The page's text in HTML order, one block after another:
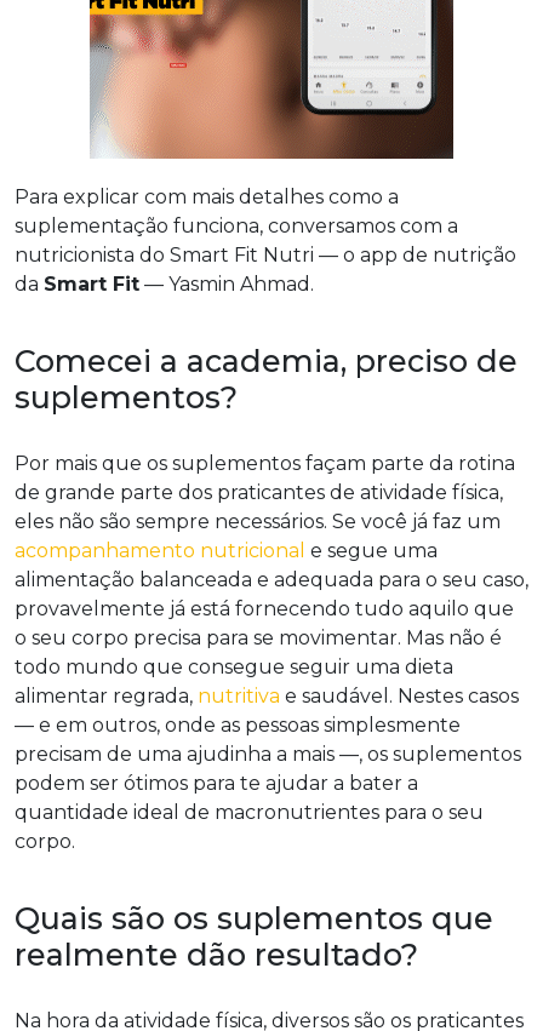
Para explicar com mais detalhes como a
suplementação funciona, conversamos com a
nutricionista do Smart Fit Nutri — o app de nutrição
da Smart Fit — Yasmin Ahmad.
Comecei a academia, preciso de
suplementos?
Por mais que os suplementos façam parte da rotina
de grande parte dos praticantes de atividade física,
eles não são sempre necessários. Se você já faz um
acompanhamento nutricional e segue uma
alimentação balanceada e adequada para o seu caso,
provavelmente já está fornecendo tudo aquilo que
o seu corpo precisa para se movimentar. Mas não é
todo mundo que consegue seguir uma dieta
alimentar regrada, nutritiva e saudável. Nestes casos
— e em outros, onde as pessoas simplesmente
precisam de uma ajudinha a mais —, os suplementos
podem ser ótimos para te ajudar a bater a
quantidade ideal de macronutrientes para o seu
corpo.
Quais são os suplementos que
realmente dão resultado?
Na hora da atividade física, diversos são os praticantes